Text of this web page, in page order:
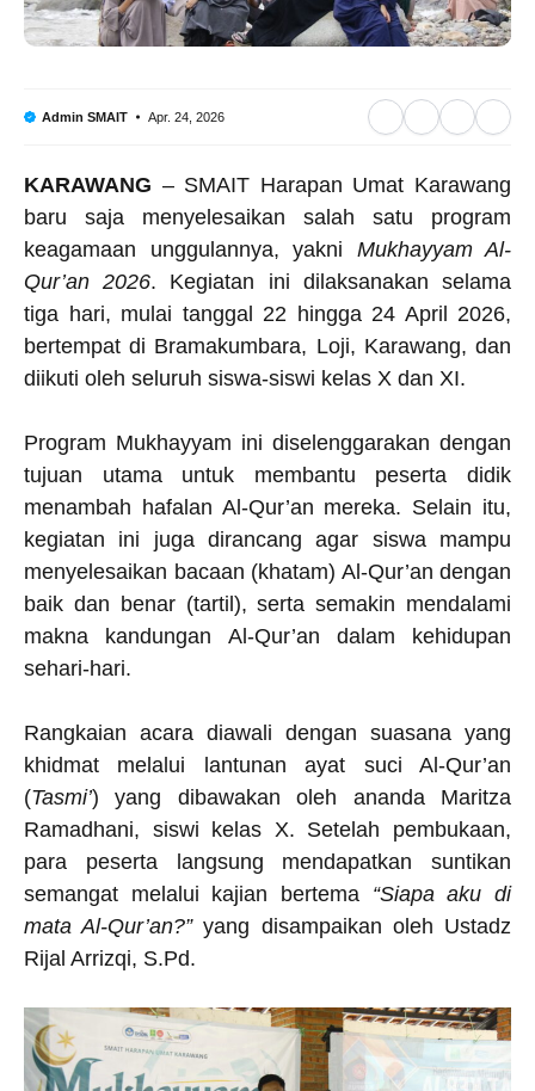
Admin SMAIT Apr. 24, 2026
F
c
e
b
o
o
k
W
a
t
s
A
p
p
T
l
e
g
r
a
m
T
it
t
e
r
KARAWANG – SMAIT Harapan Umat Karawang
baru saja menyelesaikan salah satu program
keagamaan unggulannya, yakni Mukhayyam Al-
Qur’an 2026. Kegiatan ini dilaksanakan selama
tiga hari, mulai tanggal 22 hingga 24 April 2026,
bertempat di Bramakumbara, Loji, Karawang, dan
diikuti oleh seluruh siswa-siswi kelas X dan XI.
Program Mukhayyam ini diselenggarakan dengan
tujuan utama untuk membantu peserta didik
menambah hafalan Al-Qur’an mereka. Selain itu,
kegiatan ini juga dirancang agar siswa mampu
menyelesaikan bacaan (khatam) Al-Qur’an dengan
baik dan benar (tartil), serta semakin mendalami
makna kandungan Al-Qur’an dalam kehidupan
sehari-hari.
Rangkaian acara diawali dengan suasana yang
khidmat melalui lantunan ayat suci Al-Qur’an
(Tasmi’) yang dibawakan oleh ananda Maritza
Ramadhani, siswi kelas X. Setelah pembukaan,
para peserta langsung mendapatkan suntikan
semangat melalui kajian bertema “Siapa aku di
mata Al-Qur’an?”yang disampaikan oleh Ustadz
Rijal Arrizqi, S.Pd.